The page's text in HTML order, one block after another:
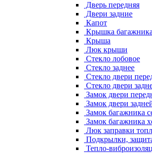
Дверь передняя
Двери задние
Капот
Крышка багажника
Крыша
Люк крыши
Стекло лобовое
Стекло заднее
Стекло двери
Стекло двери
Замок двери
Замок двери
Замок багажника
Замок багажника
Люк заправки
Подкрылки,
Тепло-